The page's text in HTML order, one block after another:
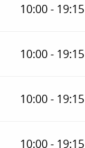
10:00 - 19:15
10:00 - 19:15
10:00 - 19:15
10:00 - 19:15